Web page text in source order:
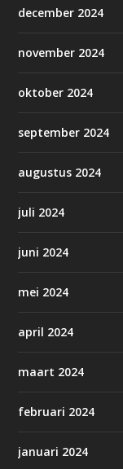
december 2024
november 2024
oktober 2024
september 2024
augustus 2024
juli 2024
juni 2024
mei 2024
april 2024
maart 2024
februari 2024
januari 2024